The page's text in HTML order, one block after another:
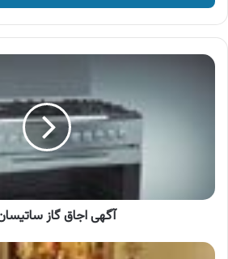
وارد
کنید
آگهی
آگهی اجاق گاز
آگهی